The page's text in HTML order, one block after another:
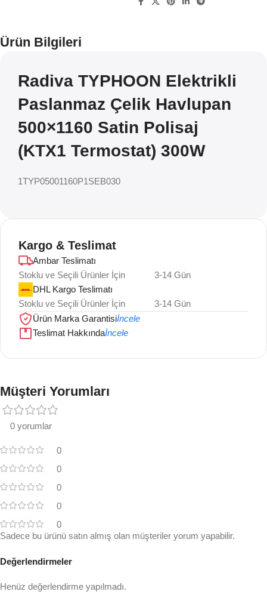
Ürün Bilgileri
Radiva TYPHOON Elektrikli
Paslanmaz Çelik Havlupan
500×1160 Satin Polisaj
(KTX1 Termostat) 300W
1TYP05001160P1SEB030
Kargo & Teslimat
Ambar Teslimatı
Stoklu ve Seçili Ürünler İçin
3-14 Gün
DHL Kargo Teslimatı
Stoklu ve Seçili Ürünler İçin
3-14 Gün
Ürün Marka Garantisiİncele
Teslimat Hakkındaİncele
Müşteri Yorumları
0 yorumlar
0
0
0
0
0
Değerlendirmeler
Henüz değerlendirme yapılmadı.
Sadece bu ürünü satın almış olan müşteriler yorum yapabilir.